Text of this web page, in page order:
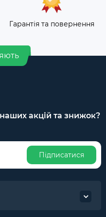
Гарантія та повернення
наших акцій та знижок?
Підписатися